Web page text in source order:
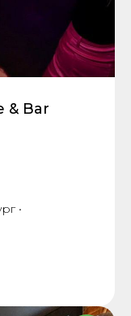
& Bar
•